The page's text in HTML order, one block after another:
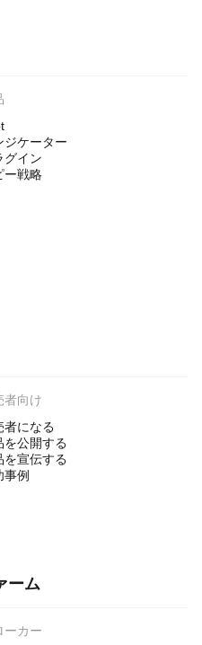
ジケーター
グイン
ー戦略
者向け
者になる
を公開する
を宣伝する
事例
ーム
ーカー